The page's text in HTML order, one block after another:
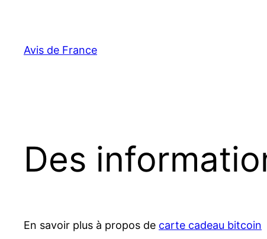
contenu
Avis de France
Des
En savoir plus à propos de carte cadeau bitcoin